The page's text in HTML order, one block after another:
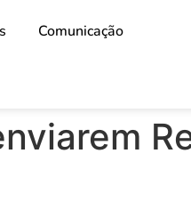
Comunicação